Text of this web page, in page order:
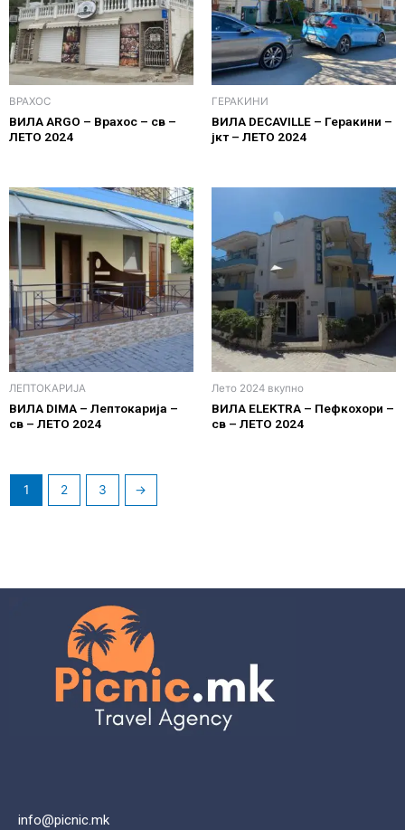
ВРАХОС
ВИЛА ARGO – Врахос – св –
ЛЕТО 2024
ГЕРАКИНИ
ВИЛА DECAVILLE – Геракини –
јкт – ЛЕТО 2024
ЛЕПТОКАРИЈА
ВИЛА DIMA – Лептокарија –
св – ЛЕТО 2024
Лето 2024 вкупно
ВИЛА ELEKTRA – Пефкохори –
св – ЛЕТО 2024
1 2 3 →
info@picnic.mk